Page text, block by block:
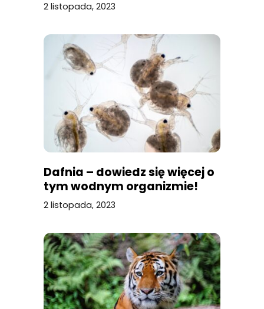
2 listopada, 2023
Dafnia – dowiedz się więcej o
tym wodnym organizmie!
2 listopada, 2023